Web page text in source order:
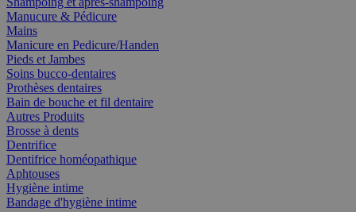
Manucure & Pédicure
Mains
Manicure en Pedicure/Handen
Pieds et Jambes
Soins bucco-dentaires
Prothèses dentaires
Bain de bouche et fil dentaire
Autres Produits
Brosse à dents
Dentrifice
Dentifrice homéopathique
Aphtouses
Hygiène intime
Bandage d'hygiène intime